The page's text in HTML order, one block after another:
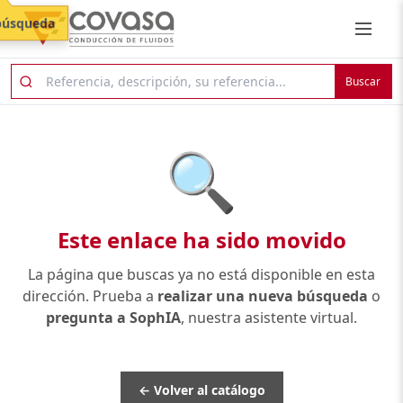
Buscar
🔍
Este enlace ha sido movido
La página que buscas ya no está disponible en esta
dirección. Prueba a realizar una nueva búsqueda o
pregunta a SophIA, nuestra asistente virtual.
← Volver al catálogo